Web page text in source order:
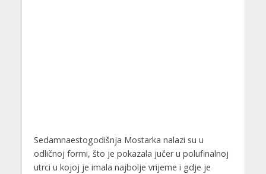
Sedamnaestogodišnja Mostarka nalazi su u
odličnoj formi, što je pokazala jučer u polufinalnoj
utrci u kojoj je imala najbolje vrijeme i gdje je